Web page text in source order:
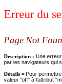
Erreur du
Page Not
Description : Une
par les navigateurs qui
Détails = Pour
valeur "off" à l'attribut